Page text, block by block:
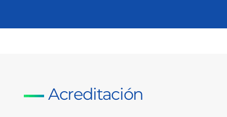
Acreditación